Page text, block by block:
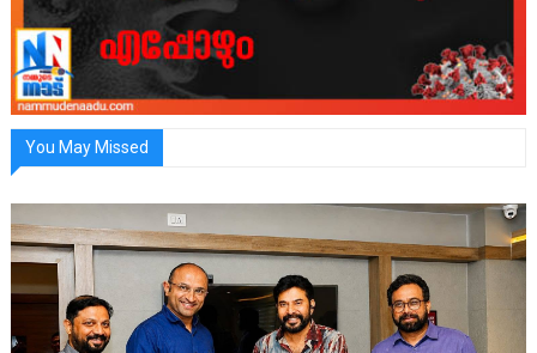
You May Missed